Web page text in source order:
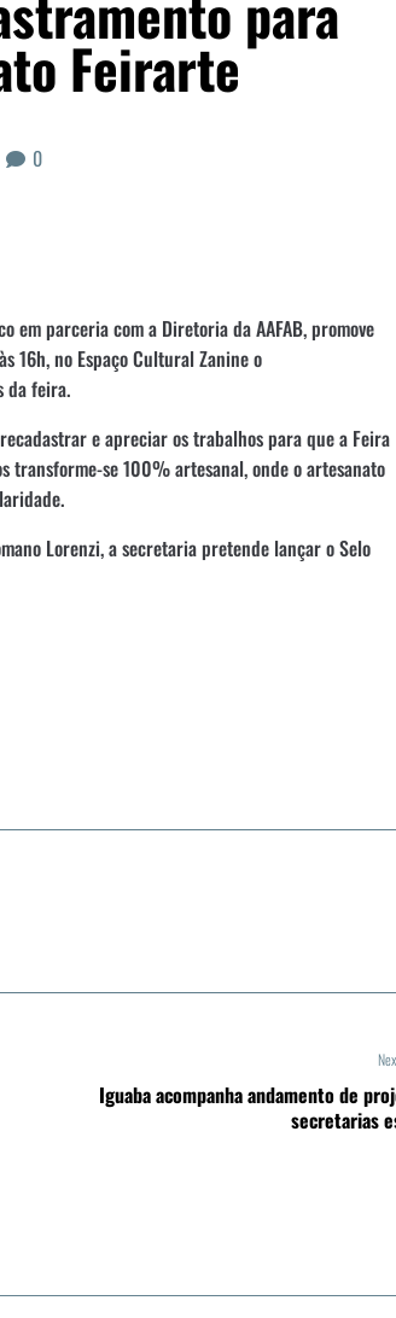
Feirarte
0
parceria com a Diretoria da AAFAB, promove
16h, no Espaço Cultural Zanine o
da feira.
e apreciar os trabalhos para que a Feira
transforme-se 100% artesanal, onde o artesanato
Lorenzi, a secretaria pretende lançar o Selo
Iguaba acompanha andamento de
secretarias